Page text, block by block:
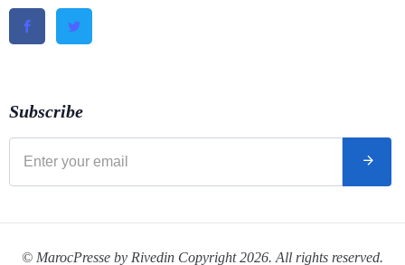
Subscribe
© MarocPresse by Rivedin Copyright 2026. All rights reserved.